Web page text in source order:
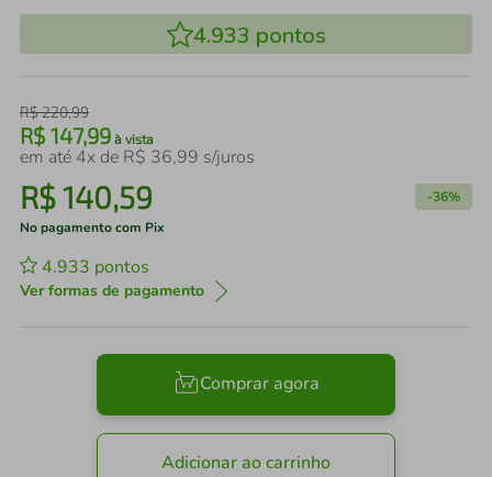
4.933 pontos
R$220,99
R$ 147,99 à vista
em até 4x de R$ 36,99 s/juros
R$140,59 -36%
No pagamento com Pix
4.933 pontos
Ver formas de pagamento
Comprar agora
Adicionar ao carrinho